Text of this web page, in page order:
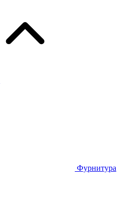
Фурнитура